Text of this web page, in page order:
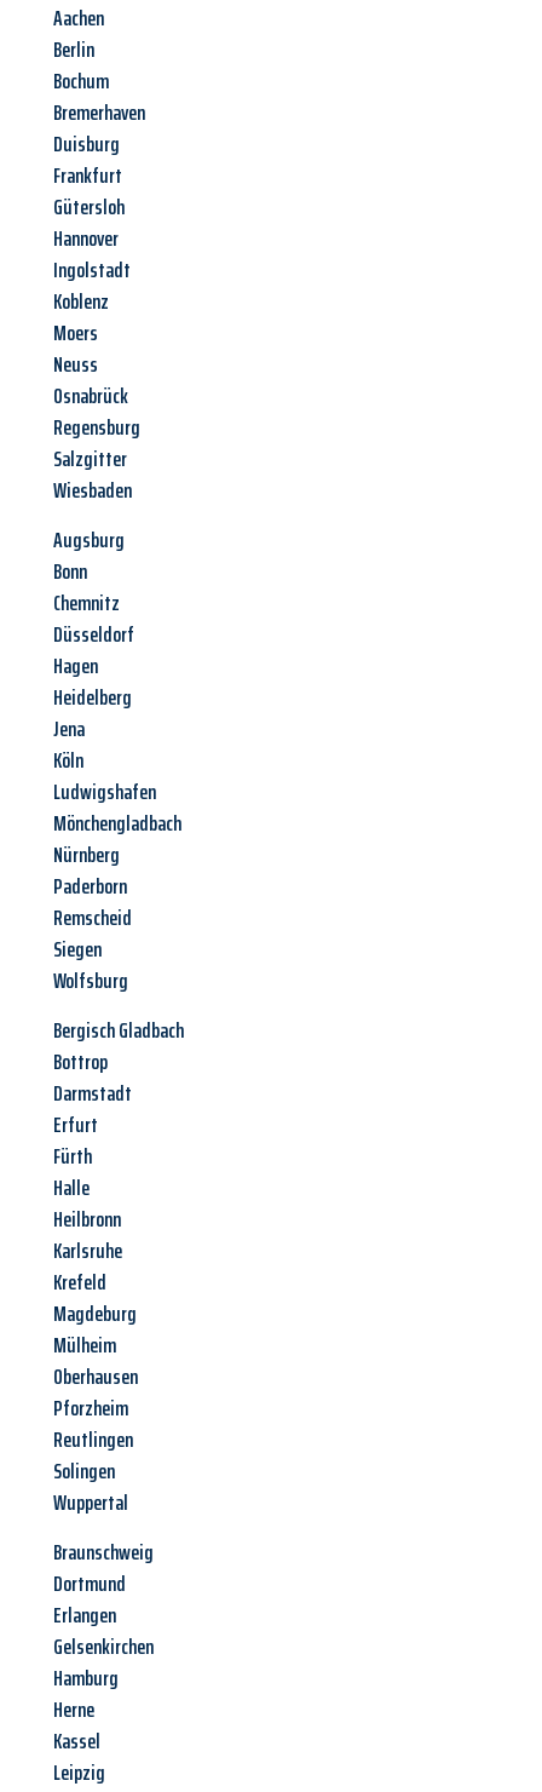
Aachen
Berlin
Bochum
Bremerhaven
Duisburg
Frankfurt
Gütersloh
Hannover
Ingolstadt
Koblenz
Moers
Neuss
Osnabrück
Regensburg
Salzgitter
Wiesbaden
Augsburg
Bonn
Chemnitz
Düsseldorf
Hagen
Heidelberg
Jena
Köln
Ludwigshafen
Mönchengladbach
Nürnberg
Paderborn
Remscheid
Siegen
Wolfsburg
Bergisch Gladbach
Bottrop
Darmstadt
Erfurt
Fürth
Halle
Heilbronn
Karlsruhe
Krefeld
Magdeburg
Mülheim
Oberhausen
Pforzheim
Reutlingen
Solingen
Wuppertal
Braunschweig
Dortmund
Erlangen
Gelsenkirchen
Hamburg
Herne
Kassel
Leipzig